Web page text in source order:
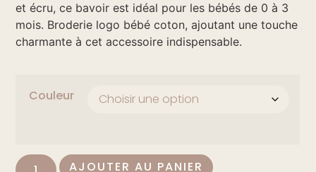
et écru, ce bavoir est idéal pour les bébés de 0 à 3
mois. Broderie logo bébé coton, ajoutant une touche
charmante à cet accessoire indispensable.
Couleur
AJOUTER AU PANIER